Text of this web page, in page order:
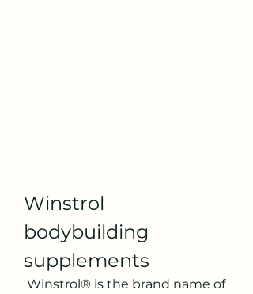
Winstrol
bodybuilding
supplements